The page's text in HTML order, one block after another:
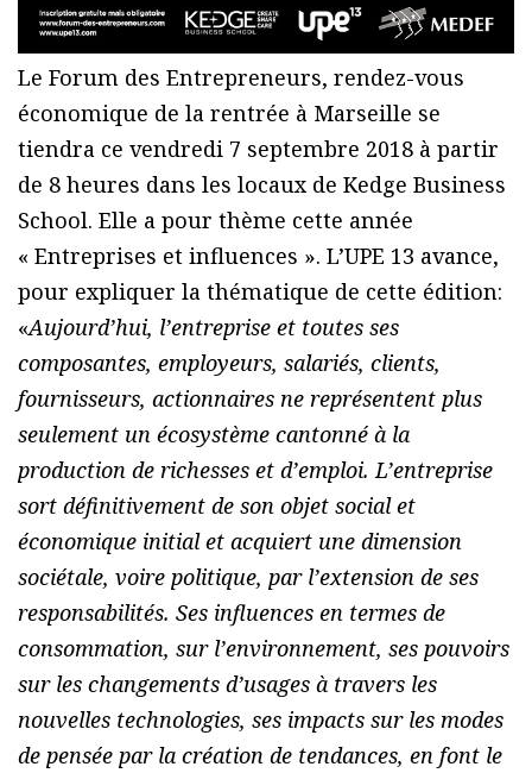
Le Forum des Entrepreneurs, rendez-vous
économique de la rentrée à Marseille se
tiendra ce vendredi 7 septembre 2018 à partir
de 8 heures dans les locaux de Kedge Business
School. Elle a pour thème cette année
« Entreprises et influences ». L’UPE 13 avance,
pour expliquer la thématique de cette édition:
«Aujourd’hui, l’entreprise et toutes ses
composantes, employeurs, salariés, clients,
fournisseurs, actionnaires ne représentent plus
seulement un écosystème cantonné à la
production de richesses et d’emploi. L’entreprise
sort définitivement de son objet social et
économique initial et acquiert une dimension
sociétale, voire politique, par l’extension de ses
responsabilités. Ses influences en termes de
consommation, sur l’environnement, ses pouvoirs
sur les changements d’usages à travers les
nouvelles technologies, ses impacts sur les modes
de pensée par la création de tendances, en font le